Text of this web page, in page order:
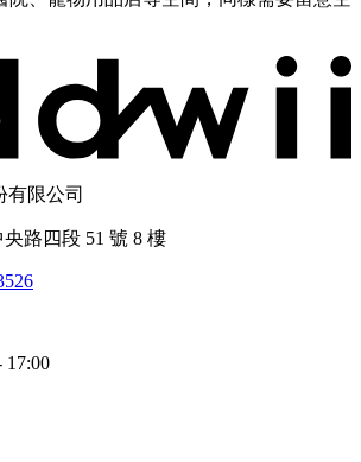
有限公司
路四段 51 號 8 樓